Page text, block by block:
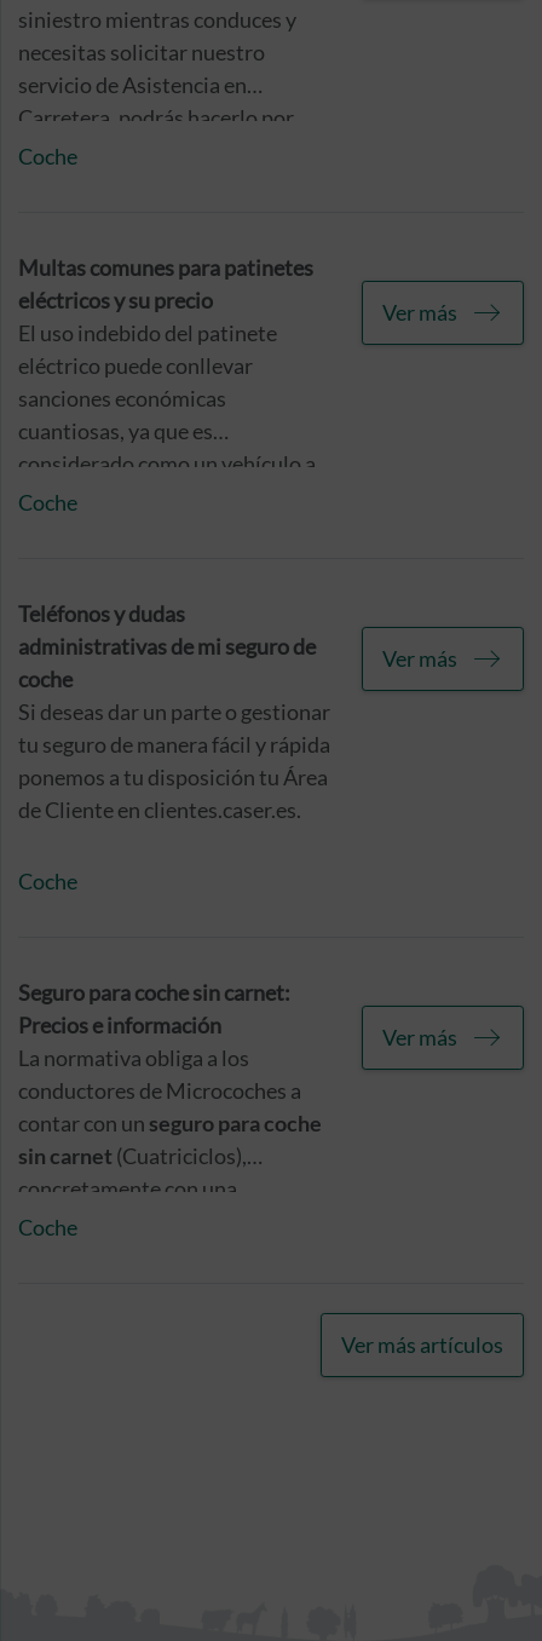
siniestro mientras conduces y
necesitas solicitar nuestro
servicio de Asistencia en
Carretera, podrás hacerlo por
teléfono, por la web, o utilizando
Coche
Multas comunes para patinetes
eléctricos y su precio
El uso indebido del patinete
eléctrico puede conllevar
sanciones económicas
cuantiosas, ya que es
considerado como un vehículo a
motor.
Coche
Ver más
Teléfonos y dudas
administrativas de mi seguro de
coche
Si deseas dar un parte o gestionar
tu seguro de manera fácil y rápida
ponemos a tu disposición tu Área
de Cliente en clientes.caser.es.
Coche
Ver más
Seguro para coche sin carnet:
Precios e información
La normativa obliga a los
conductores de Microcoches a
contar con un seguro para coche
sin carnet (Cuatriciclos),
concretamente con una
cobertura mínima de
Coche
Ver más
Ver más artículos